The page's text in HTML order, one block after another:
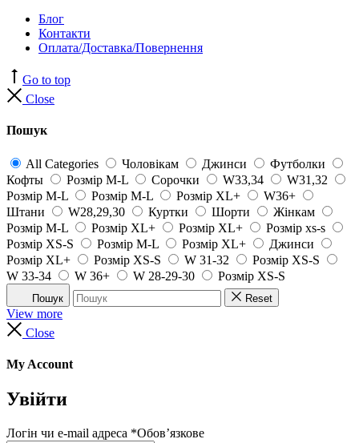
Блог
Контакти
Оплата/Доставка/Повернення
Go to top
Close
Пошук
All Categories Чоловікам Джинси
Футболки
Кофты
Розмір M-L Сорочки W33,34
W31,32
Розмір M-L
Розмір M-L Розмір XL+
W36+
Штани
W28,29,30 Куртки Шорти
Жінкам
Розмір M-L
Розмір XL+ Розмір XL+
Розмір xs-s
Розмір XS-S
Розмір M-L Розмір XL+
Джинси
Розмір XL+
Розмір XS-S W 31-32
Розмір XS-S
W 33-34
W 36+ W 28-29-30 Розмір XS-S
Пошук Reset
View more
Close
My Account
Увійти
Логін чи e-mail адреса *Обов’язкове